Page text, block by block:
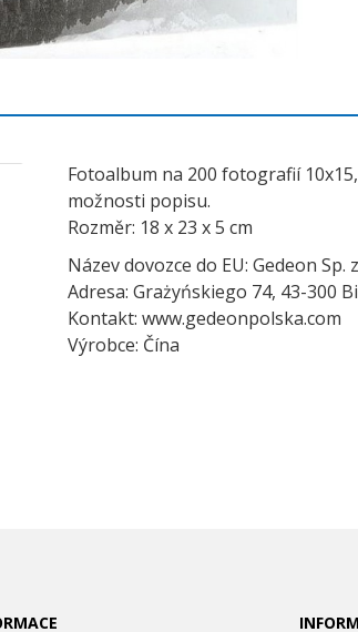
Fotoalbum na 200 fotografií
možnosti popisu.
Rozměr: 18 x 23 x 5 cm
Název dovozce do EU: Gedeon Sp.
Adresa: Grażyńskiego 74, 43-300
Kontakt: www.gedeonpolska.com
Výrobce: Čína